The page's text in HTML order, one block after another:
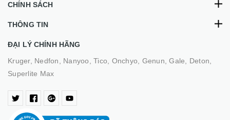
CHÍNH SÁCH
THÔNG TIN
ĐẠI LÝ CHÍNH HÃNG
Kruger, Nedfon, Nanyoo, Tico, Onchyo, Genun, Gale, Deton,
Superlite Max